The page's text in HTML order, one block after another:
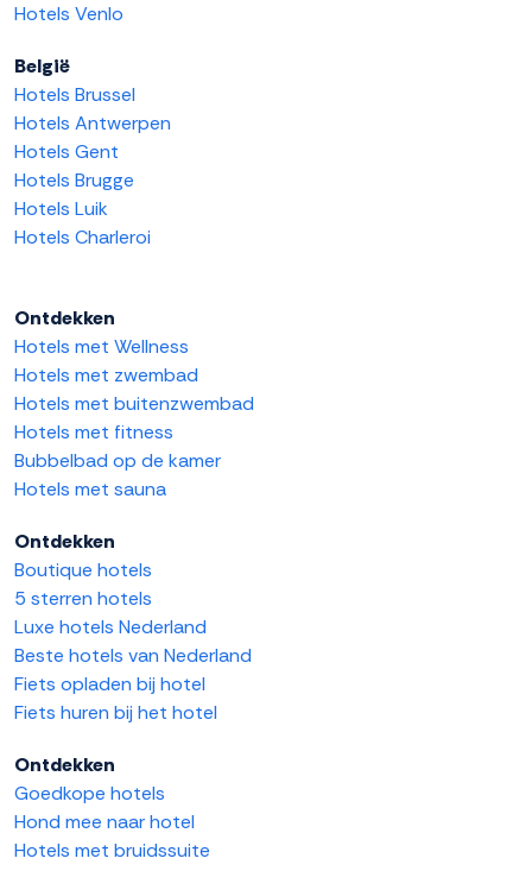
Hotels Venlo
België
Hotels Brussel
Hotels Antwerpen
Hotels Gent
Hotels Brugge
Hotels Luik
Hotels Charleroi
Ontdekken
Hotels met Wellness
Hotels met zwembad
Hotels met buitenzwembad
Hotels met fitness
Bubbelbad op de kamer
Hotels met sauna
Ontdekken
Boutique hotels
5 sterren hotels
Luxe hotels Nederland
Beste hotels van Nederland
Fiets opladen bij hotel
Fiets huren bij het hotel
Ontdekken
Goedkope hotels
Hond mee naar hotel
Hotels met bruidssuite